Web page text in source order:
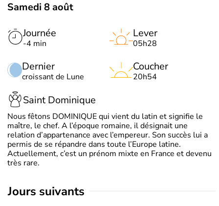
Samedi 8 août
Journée
-4 min
Dernier
croissant de Lune
Lever
05h28
Coucher
20h54
Saint Dominique
Nous fêtons DOMINIQUE qui vient du latin et signifie le
maître, le chef. A l’époque romaine, il désignait une
relation d’appartenance avec l’empereur. Son succès lui a
permis de se répandre dans toute l’Europe latine.
Actuellement, c’est un prénom mixte en France et devenu
très rare.
jours suivants